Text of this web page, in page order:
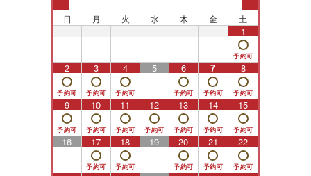
日 月 火 水 木 金 土
1
2 3 4 5 6 7 8
9 10 11 12 13 14 15
16 17 18 19 20 21 22